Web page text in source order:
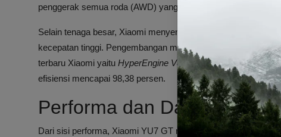
penggerak semua roda (AWD) yang memastikan traksi
Selain tenaga besar, Xiaomi menyematkan rem karbon
kecepatan tinggi. Pengembangan mobil ini melibatkan
terbaru Xiaomi yaitu HyperEngine V8S EVO, yang
efisiensi mencapai 98,38 persen.
Performa dan Daya
Dari sisi performa, Xiaomi YU7 GT mampu melaju hingga